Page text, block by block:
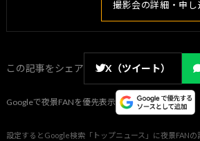
撮影会の詳細・申し
この記事をシェア X（ツイート）
Googleで夜景FANを優先表示
設定するとGoogle検索「トップニュース」に夜景FAN